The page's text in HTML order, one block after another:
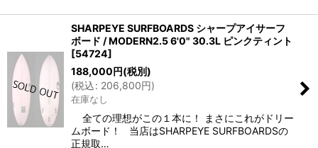
SHARPEYE SURFBOARDS シャープアイサーフ
ボード / MODERN2.5 6'0" 30.3L ピンクティント
[54724]
188,000円(税別)
(税込: 206,800円)
在庫なし
全ての理想がこの１本に！ まさにこれがドリー
ムボード！ 当店はSHARPEYE SURFBOARDSの
正規取…